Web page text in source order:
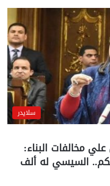
سلايدر
علي مخالفات البناء:
السيسي له ألف